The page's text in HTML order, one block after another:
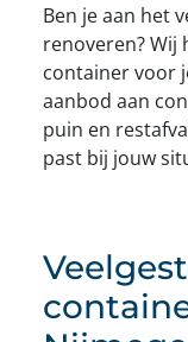
Ben je aan het
renoveren? Wij
container voor
aanbod aan
puin en
past bij jouw